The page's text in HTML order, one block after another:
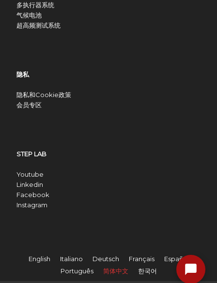
多执行器系统
气候电池
超高频测试系统
隐私
隐私和Cookie政策
会员专区
STEP LAB
Youtube
Linkedin
Facebook
Instagram
English Italiano Deutsch Français
Español
Português
简体中文 한국어